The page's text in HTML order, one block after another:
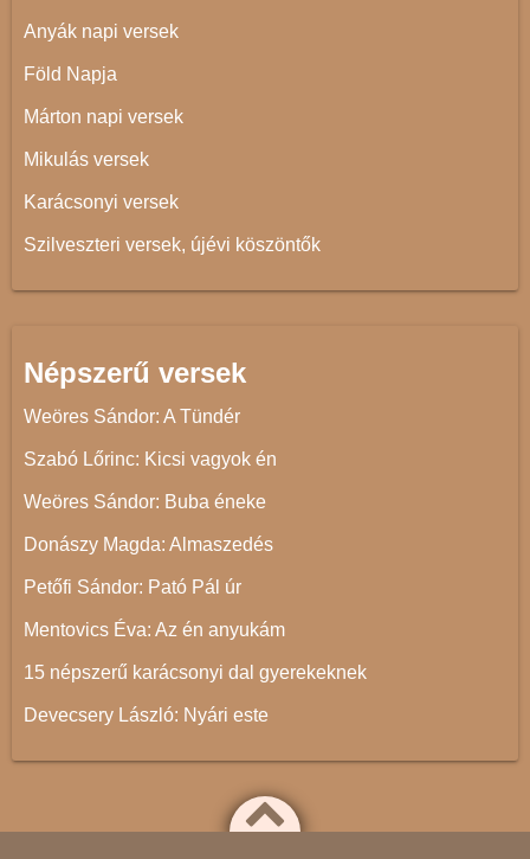
Anyák napi versek
Föld Napja
Márton napi versek
Mikulás versek
Karácsonyi versek
Szilveszteri versek, újévi köszöntők
Népszerű versek
Weöres Sándor: A Tündér
Szabó Lőrinc: Kicsi vagyok én
Weöres Sándor: Buba éneke
Donászy Magda: Almaszedés
Petőfi Sándor: Pató Pál úr
Mentovics Éva: Az én anyukám
15 népszerű karácsonyi dal gyerekeknek
Devecsery László: Nyári este